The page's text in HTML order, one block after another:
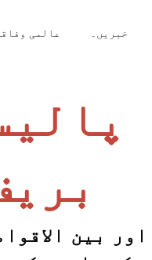
عالمی خبریں۔
بین